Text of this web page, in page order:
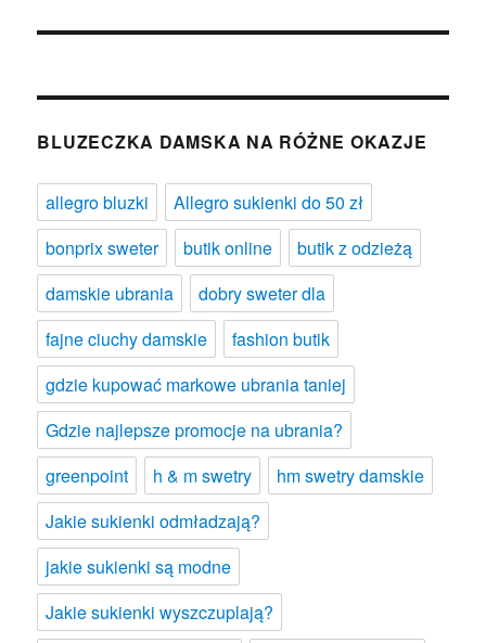
BLUZECZKA DAMSKA NA RÓŻNE OKAZJE
allegro bluzki
Allegro sukienki do 50 zł
bonprix sweter
butik online
butik z odzieżą
damskie ubrania
dobry sweter dla
fajne ciuchy damskie
fashion butik
gdzie kupować markowe ubrania taniej
Gdzie najlepsze promocje na ubrania?
greenpoint
h & m swetry
hm swetry damskie
Jakie sukienki odmładzają?
jakie sukienki są modne
Jakie sukienki wyszczuplają?